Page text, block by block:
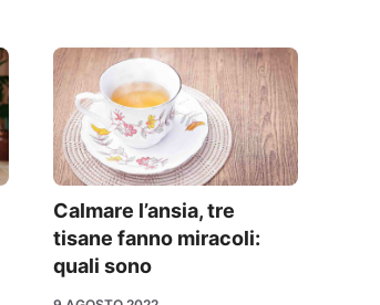
Calmare l’ansia, tre
tisane fanno miracoli:
quali sono